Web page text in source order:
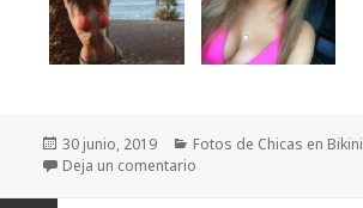
Publicado
el
30 junio, 2019 Categorías
Fotos de Chicas en Bikini
Deja un comentario